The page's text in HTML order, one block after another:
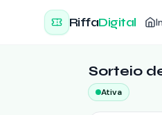
RiffaDigital
Sorteio
Ativa